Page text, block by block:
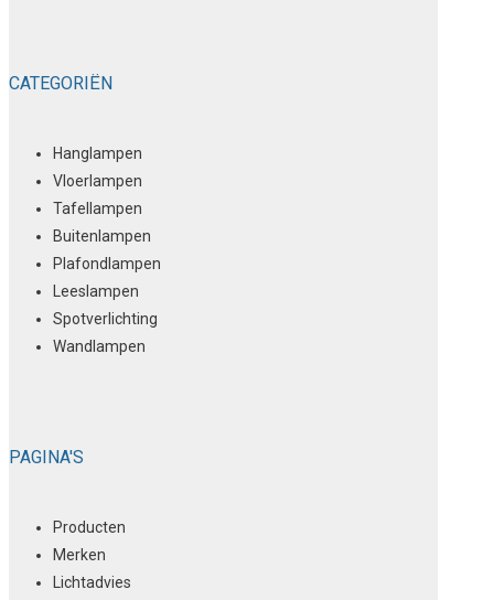
CATEGORIËN
Hanglampen
Vloerlampen
Tafellampen
Buitenlampen
Plafondlampen
Leeslampen
Spotverlichting
Wandlampen
PAGINA'S
Producten
Merken
Lichtadvies